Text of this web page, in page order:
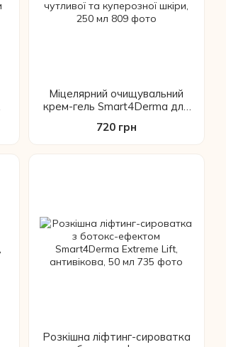
Міцелярний очищувальний
крем-гель Smart4Derma для
250 мл
720 грн
Розкішна ліфтинг-сироватка